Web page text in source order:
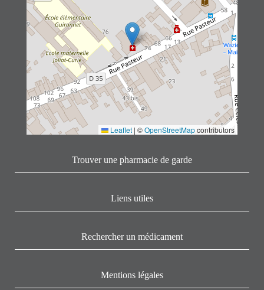
Leaflet | ©OpenStreetMapcontributors
Trouver une pharmacie de garde
Liens utiles
Rechercher un médicament
Mentions légales